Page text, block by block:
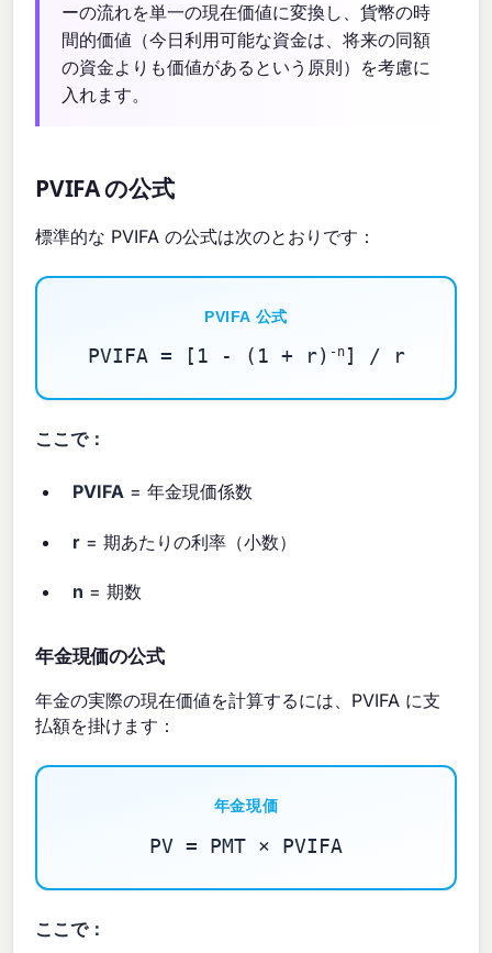
ーの流れを単一の現在価値に変換し、貨幣の時
間的価値（今日利用可能な資金は、将来の同額
の資金よりも価値があるという原則）を考慮に
入れます。
PVIFA の公式
標準的な PVIFA の公式は次のとおりです：
PVIFA 公式
PVIFA = [1 - (1 + r) -n] / r
ここで：
PVIFA = 年金現価係数
r = 期あたりの利率（小数）
n = 期数
年金現価の公式
年金の実際の現在価値を計算するには、PVIFA に支
払額を掛けます：
年金現価
PV = PMT × PVIFA
ここで：